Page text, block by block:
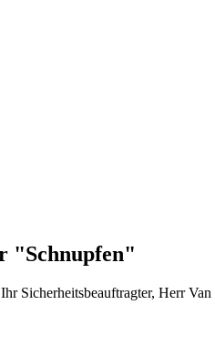
"Schnupfen"
Sicherheitsbeauftragter, Herr